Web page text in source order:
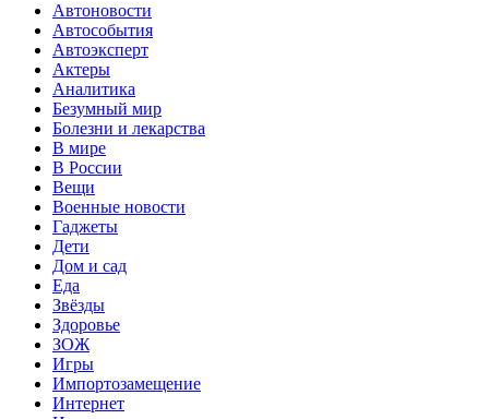
Автоновости
Автособытия
Автоэксперт
Актеры
Аналитика
Безумный мир
Болезни и лекарства
В мире
В России
Вещи
Военные новости
Гаджеты
Дети
Дом и сад
Еда
Звёзды
Здоровье
ЗОЖ
Игры
Импортозамещение
Интернет